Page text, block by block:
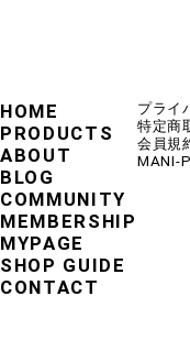
HOME
PRODUCTS
ABOUT
BLOG
COMMUNITY
MEMBERSHIP
MYPAGE
SHOP GUIDE
CONTACT
プライ
特定商
会員規
MANI-